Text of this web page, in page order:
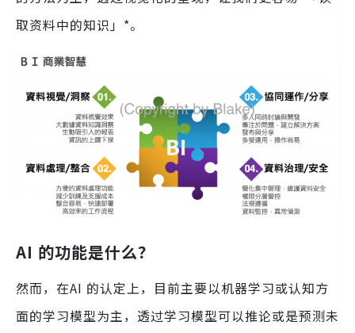
取资料中的知识」*。
AI 的功能是什么？
然而，在AI 的认定上，目前主要以机器学习或认知方
面的学习模型为主，透过学习模型可以推论或是预测未